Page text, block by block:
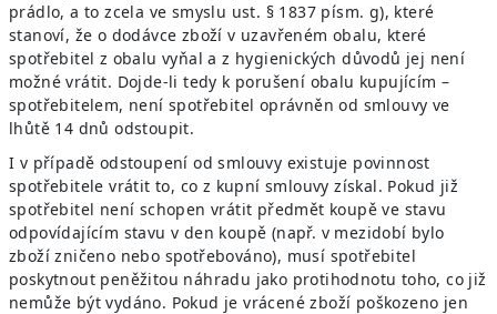
prádlo, a to zcela ve smyslu ust. § 1837 písm. g), které
stanoví, že o dodávce zboží v uzavřeném obalu, které
spotřebitel z obalu vyňal a z hygienických důvodů jej není
možné vrátit. Dojde-li tedy k porušení obalu kupujícím –
spotřebitelem, není spotřebitel oprávněn od smlouvy ve
lhůtě 14 dnů odstoupit.
I v případě odstoupení od smlouvy existuje povinnost
spotřebitele vrátit to, co z kupní smlouvy získal. Pokud již
spotřebitel není schopen vrátit předmět koupě ve stavu
odpovídajícím stavu v den koupě (např. v mezidobí bylo
zboží zničeno nebo spotřebováno), musí spotřebitel
poskytnout peněžitou náhradu jako protihodnotu toho, co již
nemůže být vydáno. Pokud je vrácené zboží poškozeno jen